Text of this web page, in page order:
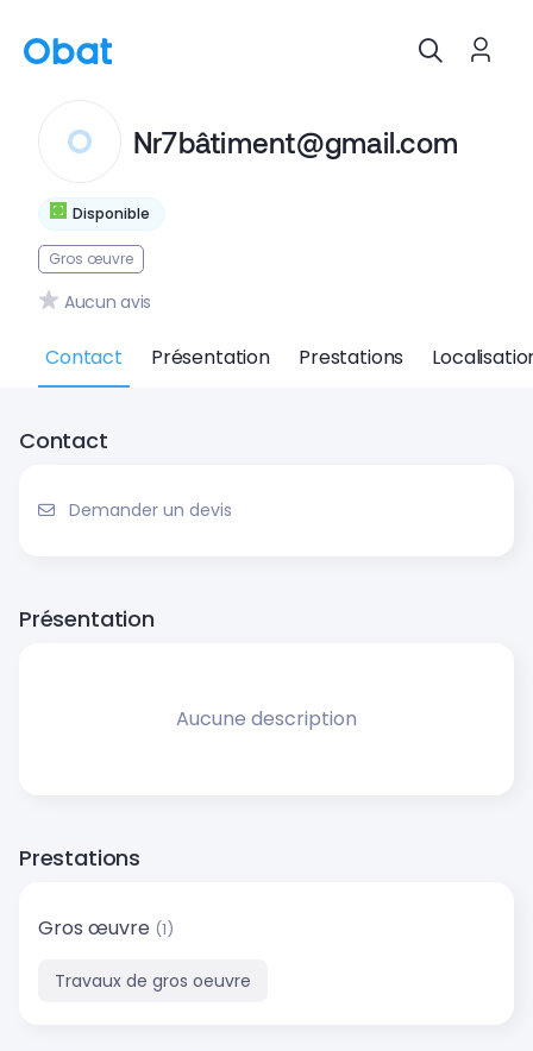
Disponible
Nr7bâtiment@gmail.com
Gros œuvre
Aucun avis
Contact Présentation Prestations
Contact
Demander un devis
Présentation
Aucune description
Prestations
Gros œuvre (1)
Travaux de gros oeuvre